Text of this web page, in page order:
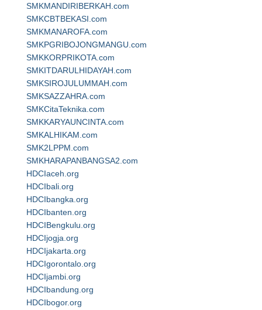
SMKMANDIRIBERKAH.com
SMKCBTBEKASI.com
SMKMANAROFA.com
SMKPGRIBOJONGMANGU.com
SMKKORPRIKOTA.com
SMKITDARULHIDAYAH.com
SMKSIROJULUMMAH.com
SMKSAZZAHRA.com
SMKCitaTeknika.com
SMKKARYAUNCINTA.com
SMKALHIKAM.com
SMK2LPPM.com
SMKHARAPANBANGSA2.com
HDCIaceh.org
HDCIbali.org
HDCIbangka.org
HDCIbanten.org
HDCIBengkulu.org
HDCIjogja.org
HDCIjakarta.org
HDCIgorontalo.org
HDCIjambi.org
HDCIbandung.org
HDCIbogor.org